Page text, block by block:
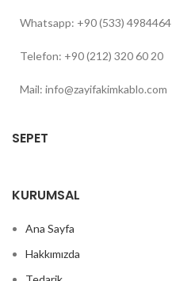
Whatsapp: +90 (533) 4984464
Telefon: +90 (212) 320 60 20
Mail: info@zayifakimkablo.com
SEPET
KURUMSAL
Ana Sayfa
Hakkımızda